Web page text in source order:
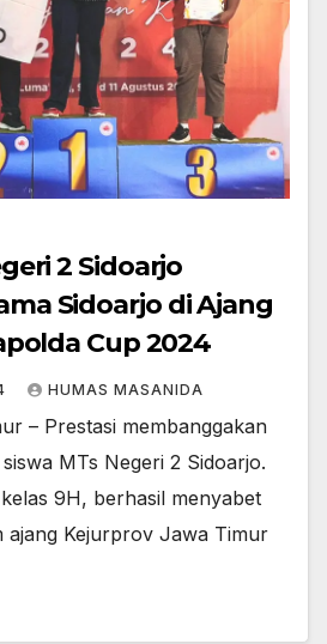
2 Sidoarjo
Sidoarjo di Ajang
Cup 2024
HUMAS MASANIDA
– Prestasi membanggakan
MTs Negeri 2 Sidoarjo.
9H, berhasil menyabet
ajang Kejurprov Jawa Timur